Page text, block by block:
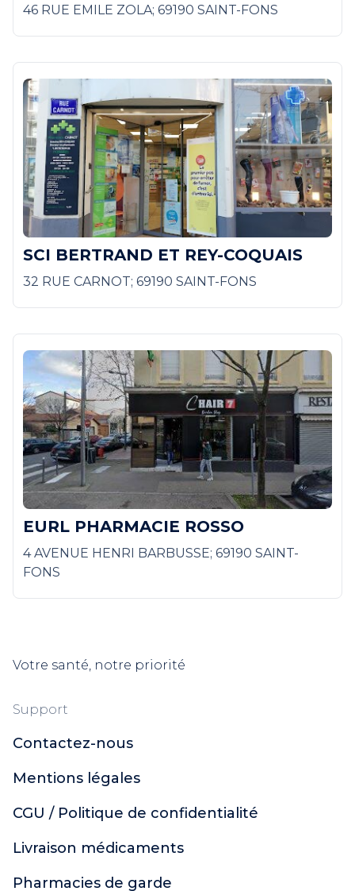
46 RUE EMILE ZOLA; 69190 SAINT-FONS
SCI BERTRAND ET REY-COQUAIS
32 RUE CARNOT; 69190 SAINT-FONS
EURL PHARMACIE ROSSO
4 AVENUE HENRI BARBUSSE; 69190 SAINT-
FONS
Votre santé, notre priorité
Support
Contactez-nous
Mentions légales
CGU / Politique de confidentialité
Livraison médicaments
Pharmacies de garde